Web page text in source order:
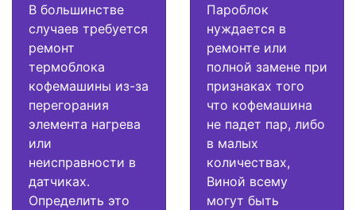
В большинстве
случаев требуется
ремонт
термоблока
кофемашины из-за
перегорания
элемента нагрева
или
неисправности в
датчиках.
Определить это
Пароблок
нуждается в
ремонте или
полной замене при
признаках того
что кофемашина
не падет пар, либо
в малых
количествах,
Виной всему
могут быть